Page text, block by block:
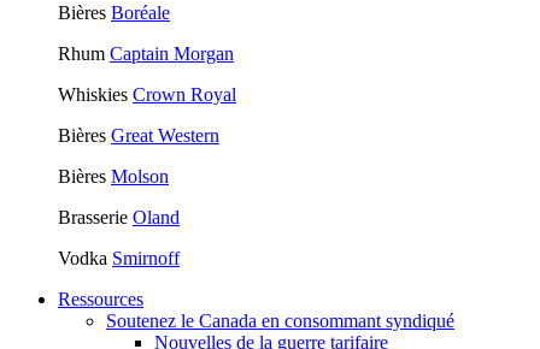
Bières Boréale
Rhum Captain Morgan
Whiskies Crown Royal
Bières Great Western
Bières Molson
Brasserie Oland
Vodka Smirnoff
Ressources
Soutenez le Canada en consommant syndiqué
Nouvelles de la guerre tarifaire